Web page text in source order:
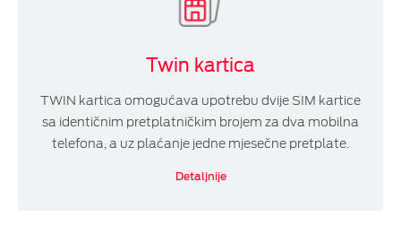
Twin kartica
TWIN kartica omogućava upotrebu dvije SIM kartice
sa identičnim pretplatničkim brojem za dva mobilna
telefona, a uz plaćanje jedne mjesečne pretplate.
Detaljnije